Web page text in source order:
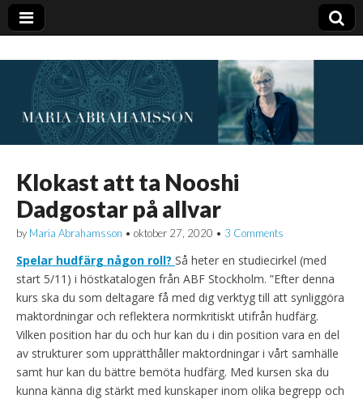
Klokast att ta Nooshi
Dadgostar på allvar
by Maria Abrahamsson • oktober 27, 2020 • 3 Comments
Spelar hudfärg någon roll? Så heter en studiecirkel (med
start 5/11) i höstkatalogen från ABF Stockholm. ”Efter denna
kurs ska du som deltagare få med dig verktyg till att synliggöra
maktordningar och reflektera normkritiskt utifrån hudfärg.
Vilken position har du och hur kan du i din position vara en del
av strukturer som upprätthåller maktordningar i vårt samhälle
samt hur kan du bättre bemöta hudfärg. Med kursen ska du
kunna känna dig stärkt med kunskaper inom olika begrepp och